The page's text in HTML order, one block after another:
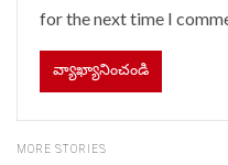
for the next time I
MORE STORIES